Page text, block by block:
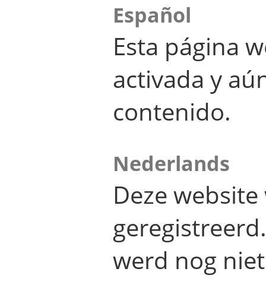
Español
Esta página
activada y
contenido.
Nederlands
Deze
werd nog